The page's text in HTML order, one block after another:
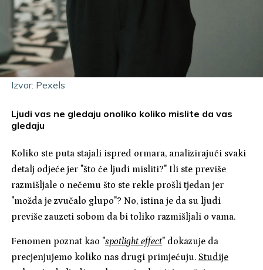
Izvor: Pexels
Ljudi vas ne gledaju onoliko koliko mislite da vas
gledaju
Koliko ste puta stajali ispred ormara, analizirajući svaki
detalj odjeće jer "što će ljudi misliti?" Ili ste previše
razmišljale o nečemu što ste rekle prošli tjedan jer
"možda je zvučalo glupo"? No, istina je da su ljudi
previše zauzeti sobom da bi toliko razmišljali o vama.
Fenomen poznat kao "spotlight effect" dokazuje da
precjenjujemo koliko nas drugi primjećuju.Studije